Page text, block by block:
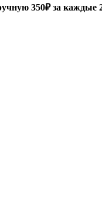
350₽ за каждые